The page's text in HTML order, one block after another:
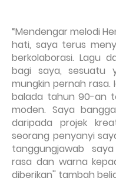
“Mendengar melodi
hati, saya terus
berkolaborasi. Lagu
bagi saya, sesuatu
mungkin pernah rasa.
balada tahun 90-an
moden. Saya
daripada projek
seorang penyanyi
tanggungjawab
rasa dan warna
diberikan'' tambah